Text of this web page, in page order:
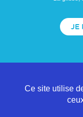
JE
Ce site utilise